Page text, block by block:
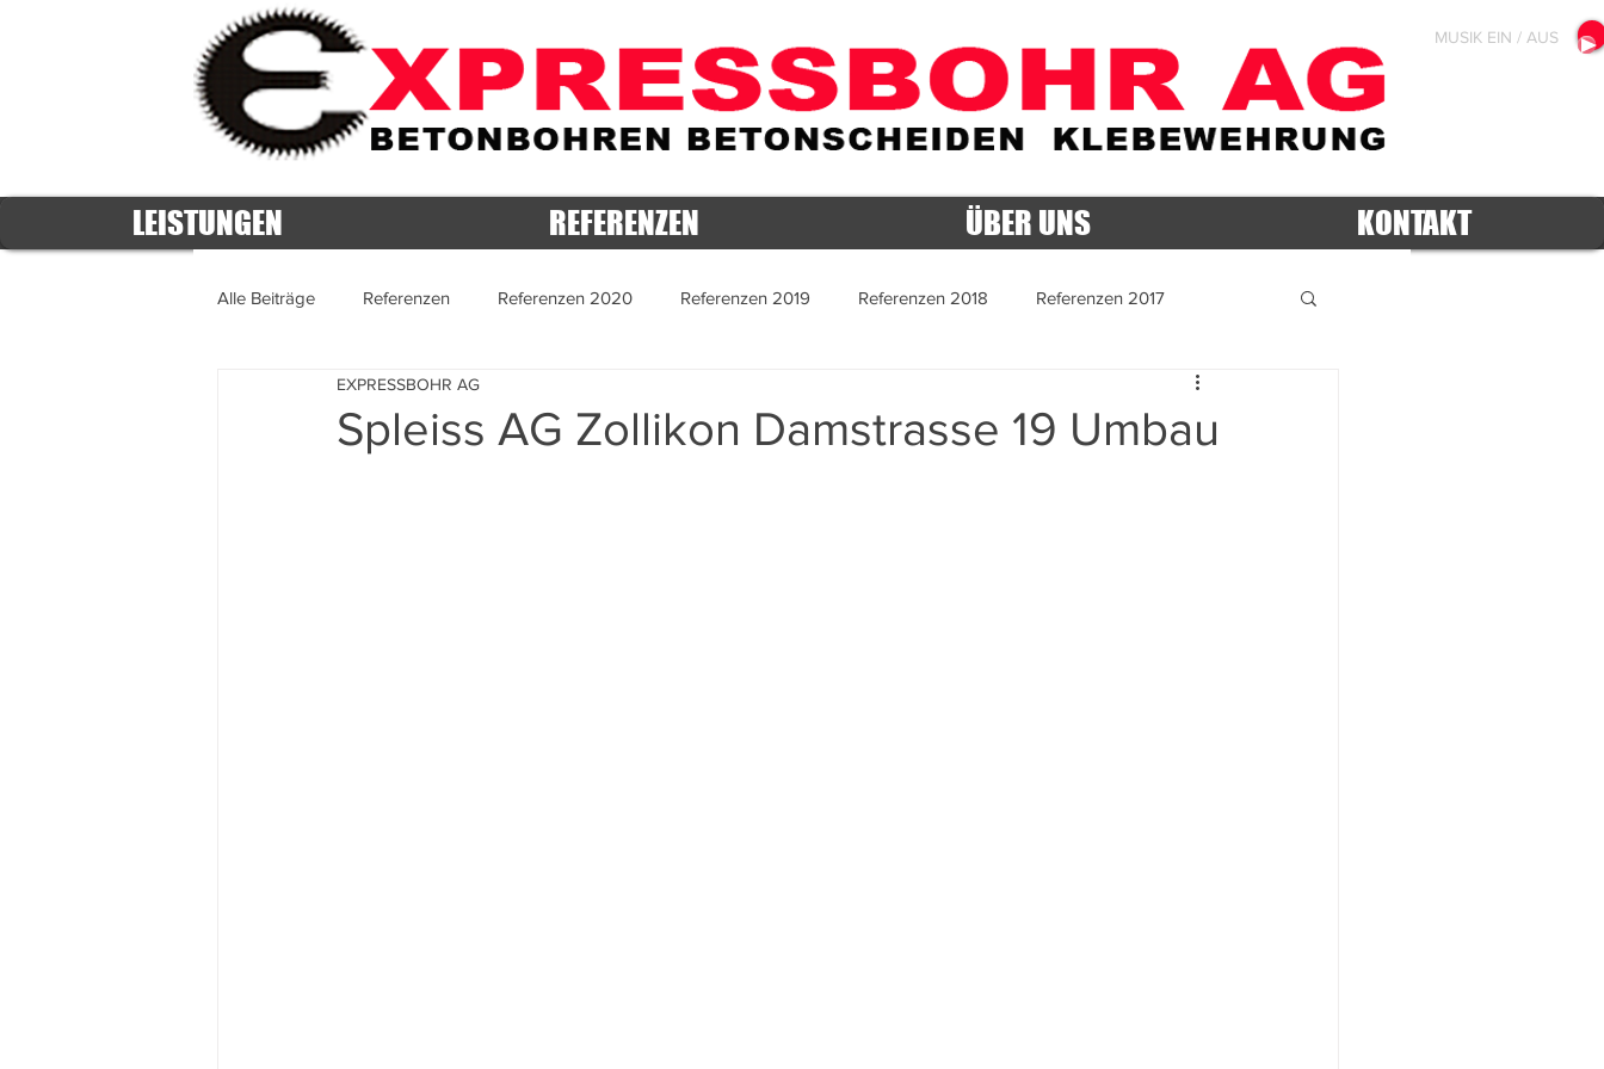
MUSIK EIN / AUS
LEISTUNGEN REFERENZEN ÜBER UNS KONTAKT
Alle Beiträge Referenzen Referenzen 2020 Referenzen 2019 Referenzen 2018 Referenzen 2017
Referenzen 2016 Referenzen 2015
Spleiss AG Zollikon Damstrasse 19 Umbau
EXPRESSBOHR AG